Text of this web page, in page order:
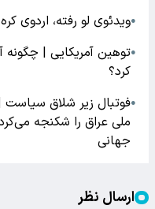
●ویدئوی لو رفته، اردوی
●توهین آمریکایی | چگونه
کرد؟
●فوتبال زیر شلاق
ملی عراق را شکنجه
جهانی
ارسال نظر